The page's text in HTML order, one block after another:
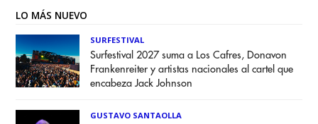
LO MÁS NUEVO
SURFESTIVAL
Surfestival 2027 suma a Los Cafres, Donavon
Frankenreiter y artistas nacionales al cartel que
encabeza Jack Johnson
GUSTAVO SANTAOLLA